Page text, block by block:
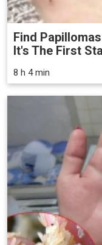
Find
It's The First
8 h 4 min